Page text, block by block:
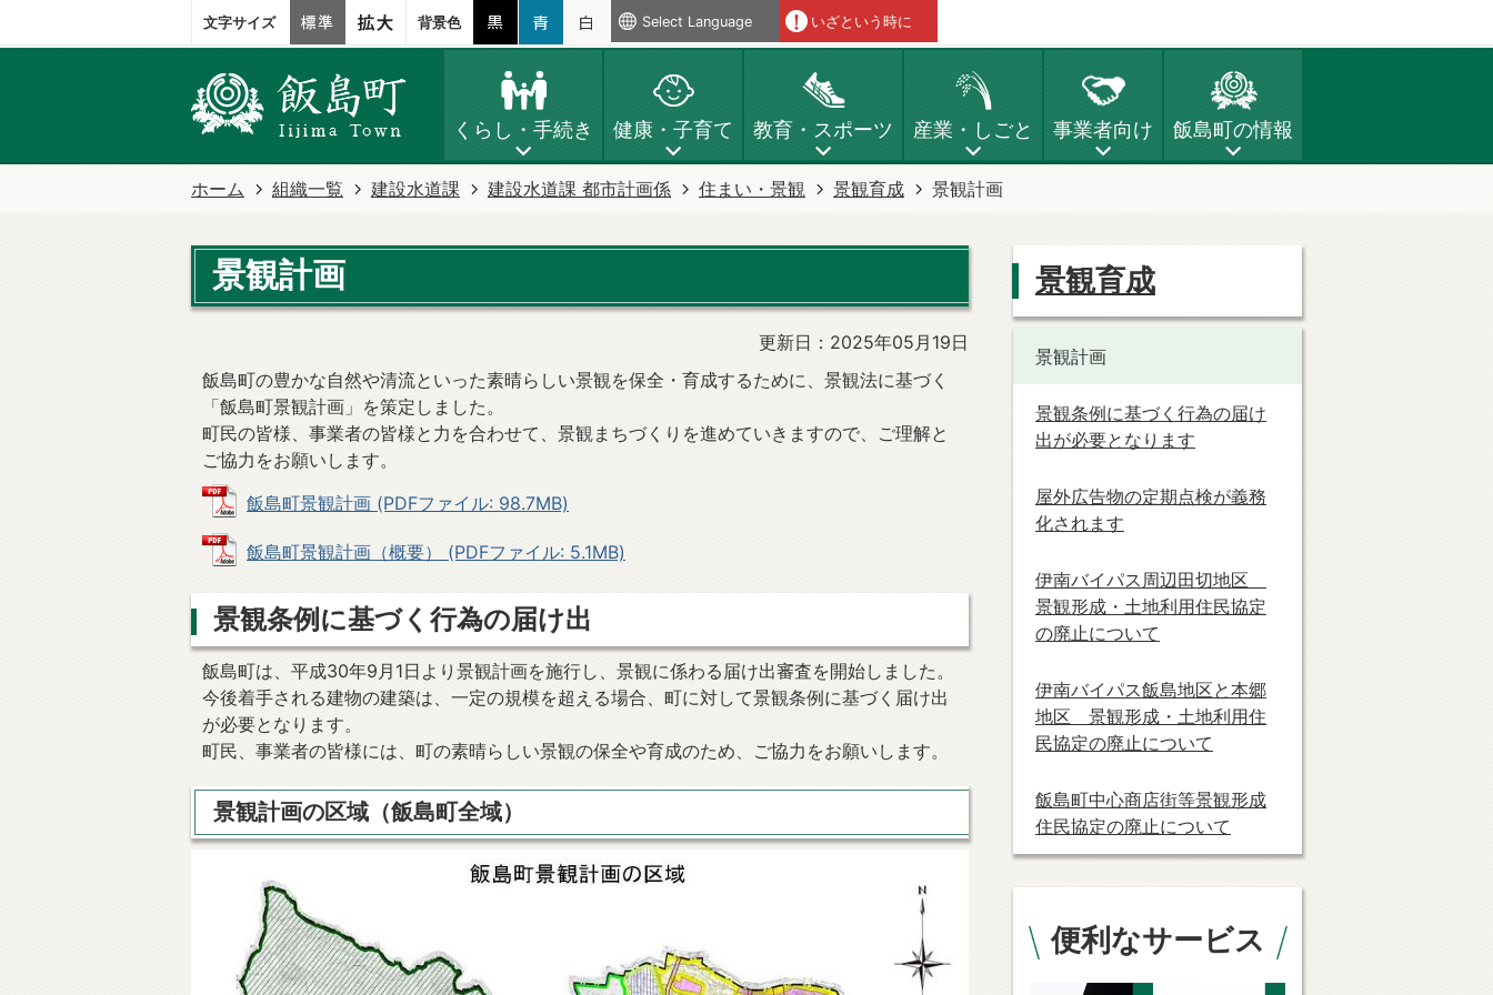
文字サイズ 背景色 Select Language いざという時に
くらし・手続き 健康・子育て 教育・スポーツ 産業・しごと 事業者向け 飯島町の情報
ホーム 組織一覧 建設水道課 建設水道課 都市計画係 住まい・景観 景観育成 景観計画
景観計画
更新日：2025年05月19日
飯島町の豊かな自然や清流といった素晴らしい景観を保全・育成するために、景観法に基づく
「飯島町景観計画」を策定しました。
町民の皆様、事業者の皆様と力を合わせて、景観まちづくりを進めていきますので、ご理解と
ご協力をお願いします。
飯島町景観計画 (PDFファイル: 98.7MB)
飯島町景観計画（概要） (PDFファイル: 5.1MB)
景観条例に基づく行為の届け出
飯島町は、平成30年9月1日より景観計画を施行し、景観に係わる届け出審査を開始しました。
今後着手される建物の建築は、一定の規模を超える場合、町に対して景観条例に基づく届け出
が必要となります。
町民、事業者の皆様には、町の素晴らしい景観の保全や育成のため、ご協力をお願いします。
景観計画の区域（飯島町全域）
景観育成
景観計画
景観条例に基づく行為の届け
出が必要となります
屋外広告物の定期点検が義務
化されます
伊南バイパス周辺田切地区
景観形成・土地利用住民協定
の廃止について
伊南バイパス飯島地区と本郷
地区 景観形成・土地利用住
民協定の廃止について
飯島町中心商店街等景観形成
住民協定の廃止について
便利なサービス